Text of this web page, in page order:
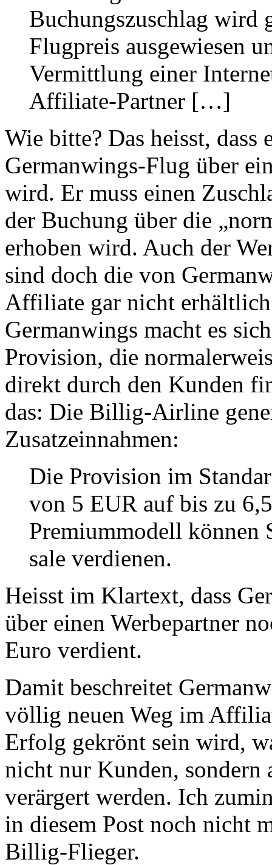
Buchungszuschlag wird
Flugpreis ausgewiesen
Vermittlung einer
Affiliate-Partner […]
Wie bitte? Das heisst, dass
Germanwings-Flug über
wird. Er muss einen
der Buchung über die
erhoben wird. Auch der
sind doch die von
Affiliate gar nicht
Germanwings macht es
Provision, die
direkt durch den Kunden
das: Die Billig-Airline
Zusatzeinnahmen:
Die Provision im
von 5 EUR auf bis zu
Premiummodell können
sale verdienen.
Heisst im Klartext, dass
über einen Werbepartner
Euro verdient.
Damit beschreitet
völlig neuen Weg im
Erfolg gekrönt sein wird,
nicht nur Kunden,
verärgert werden. Ich
in diesem Post noch nicht
Billig-Flieger.